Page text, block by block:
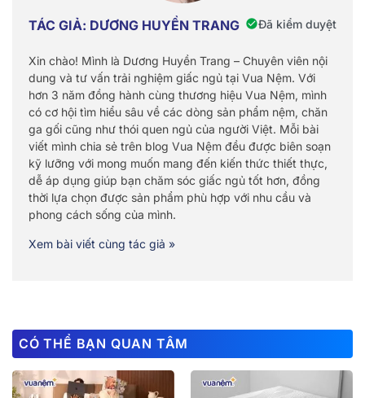
TÁC GIẢ: DƯƠNG HUYỀN TRANG Đã kiểm duyệt
Xin chào! Mình là Dương Huyền Trang – Chuyên viên nội
dung và tư vấn trải nghiệm giấc ngủ tại Vua Nệm. Với
hơn 3 năm đồng hành cùng thương hiệu Vua Nệm, mình
có cơ hội tìm hiểu sâu về các dòng sản phẩm nệm, chăn
ga gối cũng như thói quen ngủ của người Việt. Mỗi bài
viết mình chia sẻ trên blog Vua Nệm đều được biên soạn
kỹ lưỡng với mong muốn mang đến kiến thức thiết thực,
dễ áp dụng giúp bạn chăm sóc giấc ngủ tốt hơn, đồng
thời lựa chọn được sản phẩm phù hợp với nhu cầu và
phong cách sống của mình.
Xem bài viết cùng tác giả »
CÓ THỂ BẠN QUAN TÂM